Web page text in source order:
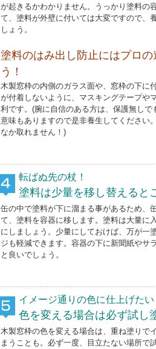
が起きるかわかりません。うっかり塗料の
て、塗料が外壁に付いては大変ですので、
しょう。
塗料のはみ出し防止にはプロの
う！
木製窓枠の内側のガラス面や、窓枠の下に
が付着しないように、マスキングテープや
利です。(腕に自信のある方は、保護無しで
意味もありますので是非養生してください
なか取れません！)
転ばぬ先の杖！
塗料は少量を移し替えると
缶の中で塗料が下に溜まる事があるため、
て、塗料を容器に移します。塗料は大量に
にしましょう。少量にしておけば、万が一
ジも軽減できます。容器の下に新聞紙やサ
と良いでしょう。
イメージ通りの色に仕上げたい
色を変える場合は必ず試し
木製窓枠の色を変える場合は、重ね塗りで
まうことも。必ず一度、目立たない場所で